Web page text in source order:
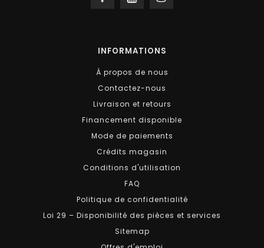
INFORMATIONS
À propos de nous
Contactez-nous
Livraison et retours
Financement disponible
Mode de paiements
Crédits magasin
Conditions d'utilisation
FAQ
Politique de confidentialité
Loi 29 – Disponibilité des pièces et services
Sitemap